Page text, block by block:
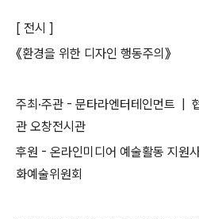
[ 전시 ]
《환경을 위한 디자인 행동주의》
주최·주관 - 문타라엔터테인먼트 |
관 오창전시관
후원 - 온라인미디어 예술활동 지원
화예술위원회